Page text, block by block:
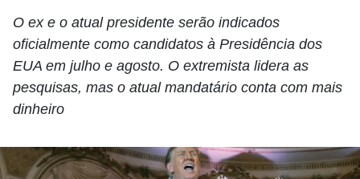
O ex e o atual presidente serão indicados
oficialmente como candidatos à Presidência dos
EUA em julho e agosto. O extremista lidera as
pesquisas, mas o atual mandatário conta com mais
dinheiro